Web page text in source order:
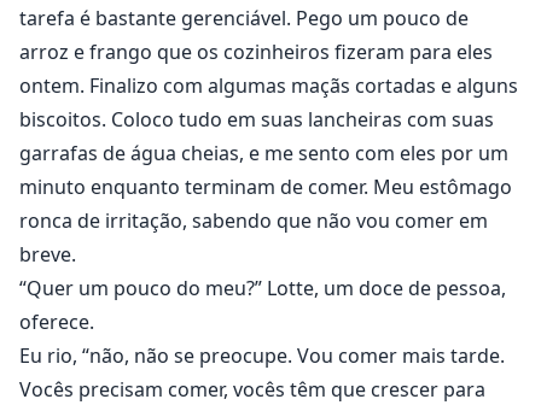
tarefa é bastante gerenciável. Pego um pouco de
arroz e frango que os cozinheiros fizeram para eles
ontem. Finalizo com algumas maçãs cortadas e alguns
biscoitos. Coloco tudo em suas lancheiras com suas
garrafas de água cheias, e me sento com eles por um
minuto enquanto terminam de comer. Meu estômago
ronca de irritação, sabendo que não vou comer em
breve.
“Quer um pouco do meu?” Lotte, um doce de pessoa,
oferece.
Eu rio, “não, não se preocupe. Vou comer mais tarde.
Vocês precisam comer, vocês têm que crescer para